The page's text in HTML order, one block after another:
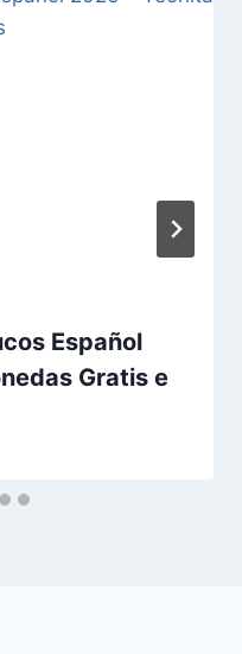
Español
Gratis e